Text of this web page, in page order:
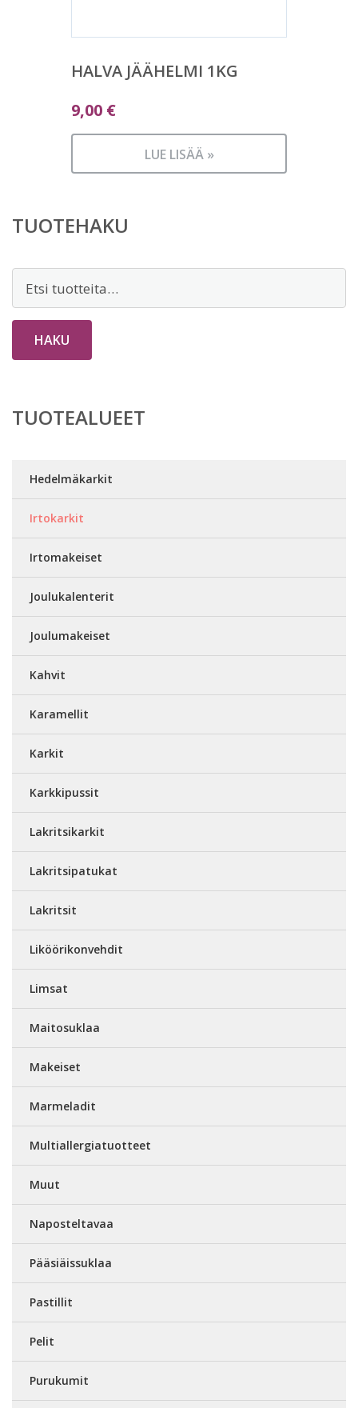
HALVA JÄÄHELMI 1KG
9,00 €
LUE LISÄÄ »
TUOTEHAKU
HAKU
TUOTEALUEET
Hedelmäkarkit
Irtokarkit
Irtomakeiset
Joulukalenterit
Joulumakeiset
Kahvit
Karamellit
Karkit
Karkkipussit
Lakritsikarkit
Lakritsipatukat
Lakritsit
Liköörikonvehdit
Limsat
Maitosuklaa
Makeiset
Marmeladit
Multiallergiatuotteet
Muut
Naposteltavaa
Pääsiäissuklaa
Pastillit
Pelit
Purukumit